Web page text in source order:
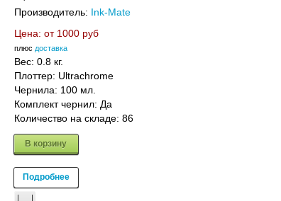
Производитель:
Ink-Mate
Цена: от 1000 руб
плюс доставка
Вес: 0.8 кг.
Плоттер: Ultrachrome
Чернила: 100 мл.
Комплект чернил: Да
Количество на складе: 86
В корзину
Подробнее